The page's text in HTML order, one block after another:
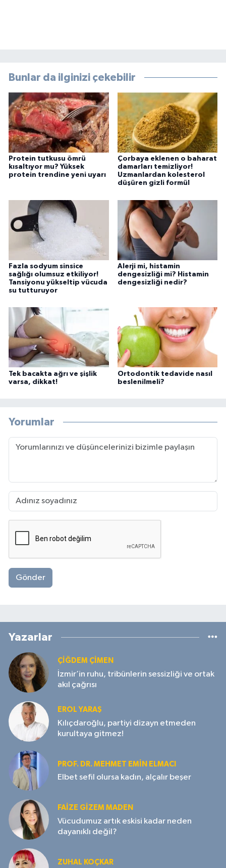
Bunlar da ilginizi çekebilir
Protein tutkusu ömrü
kısaltıyor mu? Yüksek
protein trendine yeni uyarı
Çorbaya eklenen o baharat
damarları temizliyor!
Uzmanlardan kolesterol
düşüren gizli formül
Fazla sodyum sinsice
sağlığı olumsuz etkiliyor!
Tansiyonu yükseltip vücuda
su tutturuyor
Alerji mi, histamin
dengesizliği mi? Histamin
dengesizliği nedir?
Tek bacakta ağrı ve şişlik
varsa, dikkat!
Ortodontik tedavide nasıl
beslenilmeli?
Yorumlar
Gönder
Yazarlar
ÇIĞDEM ÇIMEN
İzmir’in ruhu, tribünlerin sessizliği ve ortak
akıl çağrısı
EROL YARAŞ
Kılıçdaroğlu, partiyi dizayn etmeden
kurultaya gitmez!
PROF. DR. MEHMET EMIN ELMACI
Elbet sefil olursa kadın, alçalır beşer
FAIZE GIZEM MADEN
Vücudumuz artık eskisi kadar neden
dayanıklı değil?
ZUHAL KOÇKAR